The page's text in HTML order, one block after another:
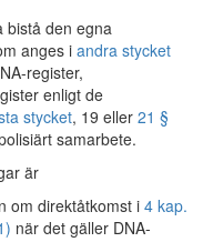
bistå den egna
anges iandra stycket
register,
enligt de
stycket, 19 eller 21 §
samarbete.
är
om direktåtkomst i4 kap.
när det gäller DNA-